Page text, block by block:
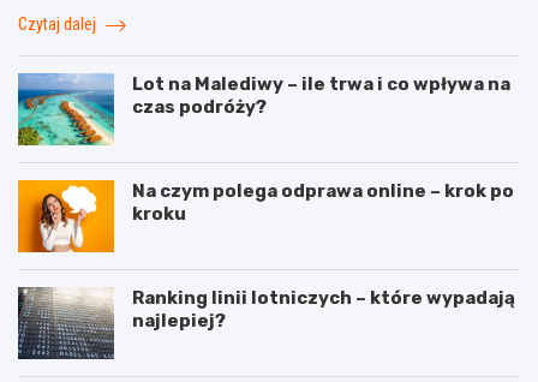
Czytaj dalej
Lot na Malediwy – ile trwa i co wpływa na
czas podróży?
Na czym polega odprawa online – krok po
kroku
Ranking linii lotniczych – które wypadają
najlepiej?